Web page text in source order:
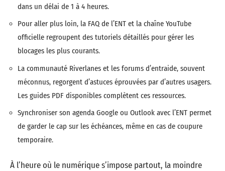
dans un délai de 1 à 4 heures.
Pour aller plus loin, la FAQ de l’ENT et la chaîne YouTube
officielle regroupent des tutoriels détaillés pour gérer les
blocages les plus courants.
La communauté Riverlanes et les forums d’entraide, souvent
méconnus, regorgent d’astuces éprouvées par d’autres usagers.
Les guides PDF disponibles complètent ces ressources.
Synchroniser son agenda Google ou Outlook avec l’ENT permet
de garder le cap sur les échéances, même en cas de coupure
temporaire.
À l’heure où le numérique s’impose partout, la moindre